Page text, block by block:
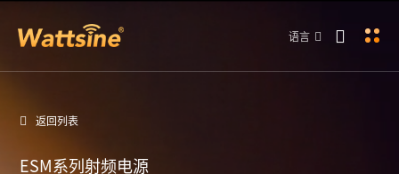
语言
返回列表
ESM系列射频电源